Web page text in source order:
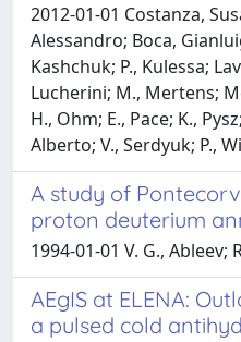
2012-01-01 Costanza,
Alessandro; Boca,
Kashchuk; P., Kulessa;
Lucherini; M., Mertens;
H., Ohm; E., Pace; K.,
Alberto; V., Serdyuk; P.,
A study of
proton deuterium
1994-01-01 V. G.,
AEgIS at ELENA:
a pulsed cold